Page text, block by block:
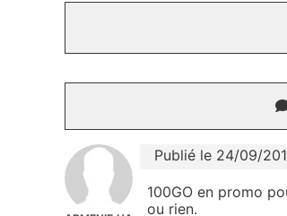
Publié le 24/09/
100GO en promo
ou rien.